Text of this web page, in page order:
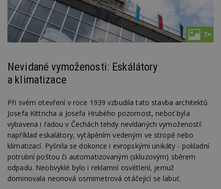
7×
Nevidané vymoženosti: Eskálátory
a klimatizace
Při svém otevření v roce 1939 vzbudila tato stavba architektů
Josefa Kittricha a Josefa Hrubého pozornost, neboť byla
vybavena i řadou v Čechách tehdy nevídaných vymožeností:
například eskalátory, vytápěním vedeným ve stropě nebo
klimatizací. Pyšnila se dokonce i evropskými unikáty - pokladní
potrubní poštou či automatizovaným (skluzovým) sběrem
odpadu. Neobvyklé bylo i reklamní osvětlení, jemuž
dominovala neonová osmimetrová otáčející se labuť.